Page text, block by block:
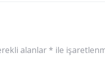
alanlar * ile